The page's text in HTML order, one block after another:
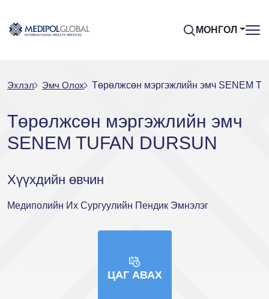
МОНГОЛ
Эхлэл Эмч Oлох Төрөлжсөн мэргэжлийн эмч SENEM
Төрөлжсөн мэргэжлийн эмч
SENEM TUFAN DURSUN
Хүүхдийн өвчин
Медиполийн Их Сургуулийн Пендик Эмнэлэг
ЦАГ АВАХ